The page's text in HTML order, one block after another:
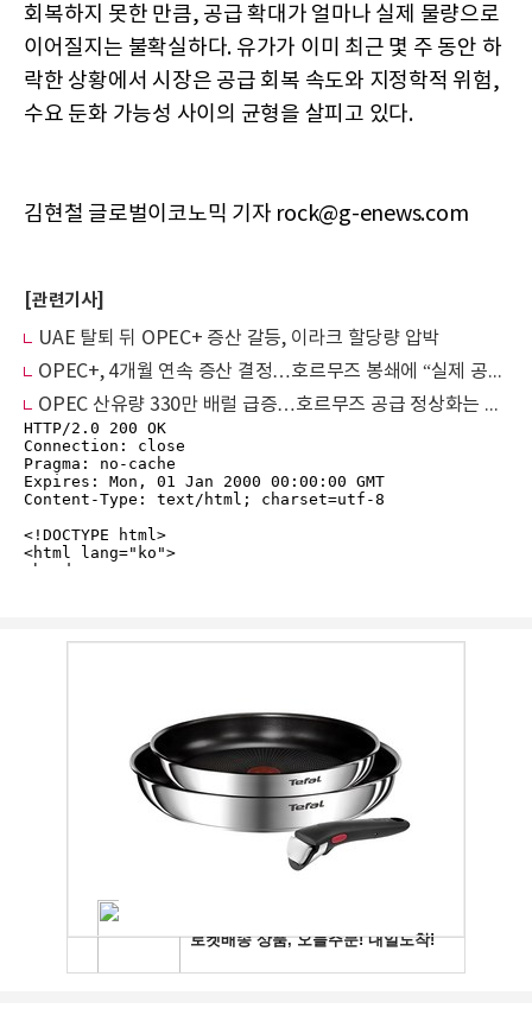
회복하지 못한 만큼, 공급 확대가 얼마나 실제 물량으로
이어질지는 불확실하다. 유가가 이미 최근 몇 주 동안 하
락한 상황에서 시장은 공급 회복 속도와 지정학적 위험,
수요 둔화 가능성 사이의 균형을 살피고 있다.
김현철 글로벌이코노믹 기자 rock@g-enews.com
[관련기사]
UAE 탈퇴 뒤 OPEC+ 증산 갈등, 이라크 할당량 압박
OPEC+, 4개월 연속 증산 결정…호르무즈 봉쇄에 “실제 공급 확대는 제한적”
OPEC 산유량 330만 배럴 급증…호르무즈 공급 정상화는 아직